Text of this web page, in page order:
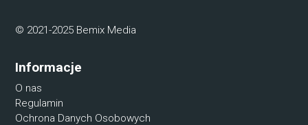
© 2021-2025 Bemix Media
Informacje
O nas
Regulamin
Ochrona Danych Osobowych